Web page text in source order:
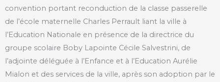
convention portant reconduction de la classe passerelle
de l’école maternelle Charles Perrault liant la ville à
l’Education Nationale en présence de la directrice du
groupe scolaire Boby Lapointe Cécile Salvestrini, de
l’adjointe déléguée à l’Enfance et à l’Education Aurélie
Mialon et des services de la ville, après son adoption par le